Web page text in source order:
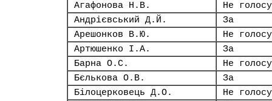
Агафонова Н.В.
Не
Андрієвський Д.Й.
За
Арешонков В.Ю.
Не
Артюшенко І.А.
За
Барна О.С.
Не
Бєлькова О.В.
За
Білоцерковець Д.О.
Не